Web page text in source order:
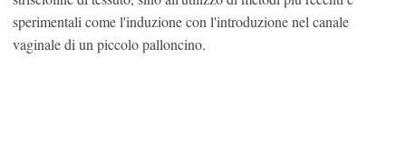
sperimentali come l'induzione con l'introduzione nel canale
vaginale di un piccolo palloncino.